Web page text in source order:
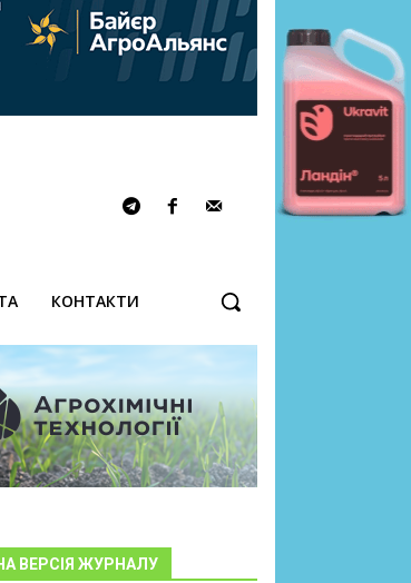
КОНТАКТИ
ВЕРСІЯ ЖУРНАЛУ